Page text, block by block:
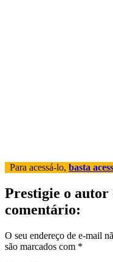
Para acessá-lo, basta
Prestigie o autor
comentário:
O seu endereço de e-mail
são marcados com *